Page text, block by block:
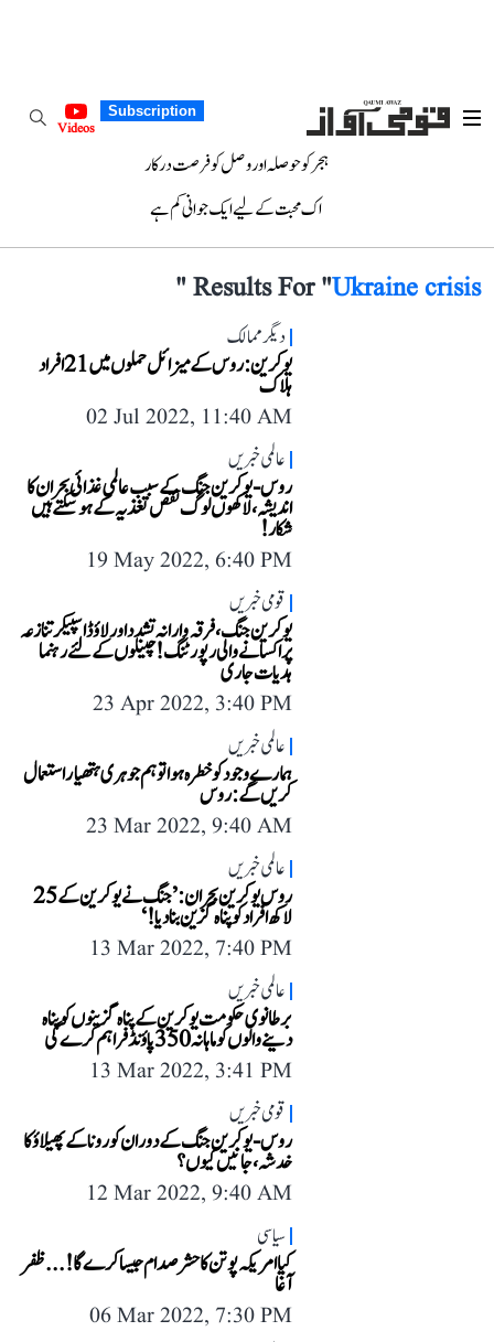
Subscription
Videos
ہجر کو حوصلہ اور وصل کو فرصت درکار
اک محبت کے لیے ایک جوانی کم ہے
Results For "Ukraine crisis
"
دیگر ممالک
یوکرین: روس کے میزائل حملوں میں 21 افراد
ہلاک
02 Jul 2022, 11:40 AM
عالمی خبریں
روس-یوکرین جنگ کے سبب عالمی غذائی بحران کا
اندیشہ، لاکھوں لوگ نقص تغذیہ کے ہو سکتے ہیں
شکار!
19 May 2022, 6:40 PM
قومی خبریں
یوکرین جنگ، فرقہ وارانہ تشدد اور لاؤڈ اسپیکر تنازعہ
پر اکسانے والی رپورٹنگ! چینلوں کے لئے رہنما
ہدیات جاری
23 Apr 2022, 3:40 PM
عالمی خبریں
ہمارے وجود کو خطرہ ہوا تو ہم جوہری ہتھیار استعمال
کریں گے: روس
23 Mar 2022, 9:40 AM
عالمی خبریں
روس یوکرین بحران: ’جنگ نے یوکرین کے 25
لاکھ افراد کو پناہ گزین بنا دیا!‘
13 Mar 2022, 7:40 PM
عالمی خبریں
برطانوی حکومت یوکرین کے پناہ گزینوں کو پناہ
دینے والوں کو ماہانہ 350 پاؤنڈ فراہم کرے گی
13 Mar 2022, 3:41 PM
قومی خبریں
روس-یوکرین جنگ کے دوران کورونا کے پھیلاؤ کا
خدشہ، جانیں کیوں؟
12 Mar 2022, 9:40 AM
سیاسی
کیا امریکہ پوتن کا حشر صدام جیسا کرے گا!... ظفر
آغا
06 Mar 2022, 7:30 PM